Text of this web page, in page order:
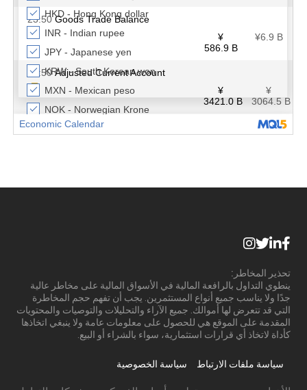
تحذير المخاطر:
ينطوي التداول بالرافعة المالية في الأسواق المالية على مخاطر عالية
جدًا ولا يناسب جميع أنواع المستثمرين. يجب أن تفهم حجم المخاطرة
التي قد تتعرض لها أموالك. جميع الآراء والتحليلات والتوصيات والمحتويات
المقدمة على الموقع هي للحصول على معلومات عامة ولا ينبغي اتخاذها
كأداة لاتخاذ أي قرارات استثمارية، سواء بالشراء أو البيع.
سياسة ملفات الارتباط سياسة الخصوصية